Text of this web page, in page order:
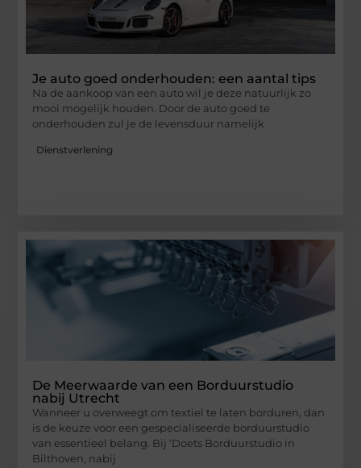
Je auto goed onderhouden: een aantal tips
Na de aankoop van een auto wil je deze natuurlijk zo
mooi mogelijk houden. Door de auto goed te
onderhouden zul je de levensduur namelijk
Dienstverlening
De Meerwaarde van een Borduurstudio
nabij Utrecht
Wanneer u overweegt om textiel te laten borduren, dan
is de keuze voor een gespecialiseerde borduurstudio
van essentieel belang. Bij ‘Doets Borduurstudio in
Bilthoven, nabij